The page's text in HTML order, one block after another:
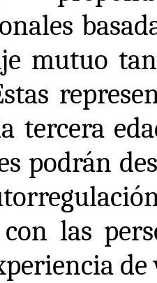
mutuo
tercera
podrán
con las
de